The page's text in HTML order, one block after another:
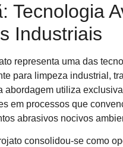
Tecnologia
Industriais
representa uma das
para limpeza industrial,
abordagem utiliza
em processos que
abrasivos nocivos
consolidou-se como